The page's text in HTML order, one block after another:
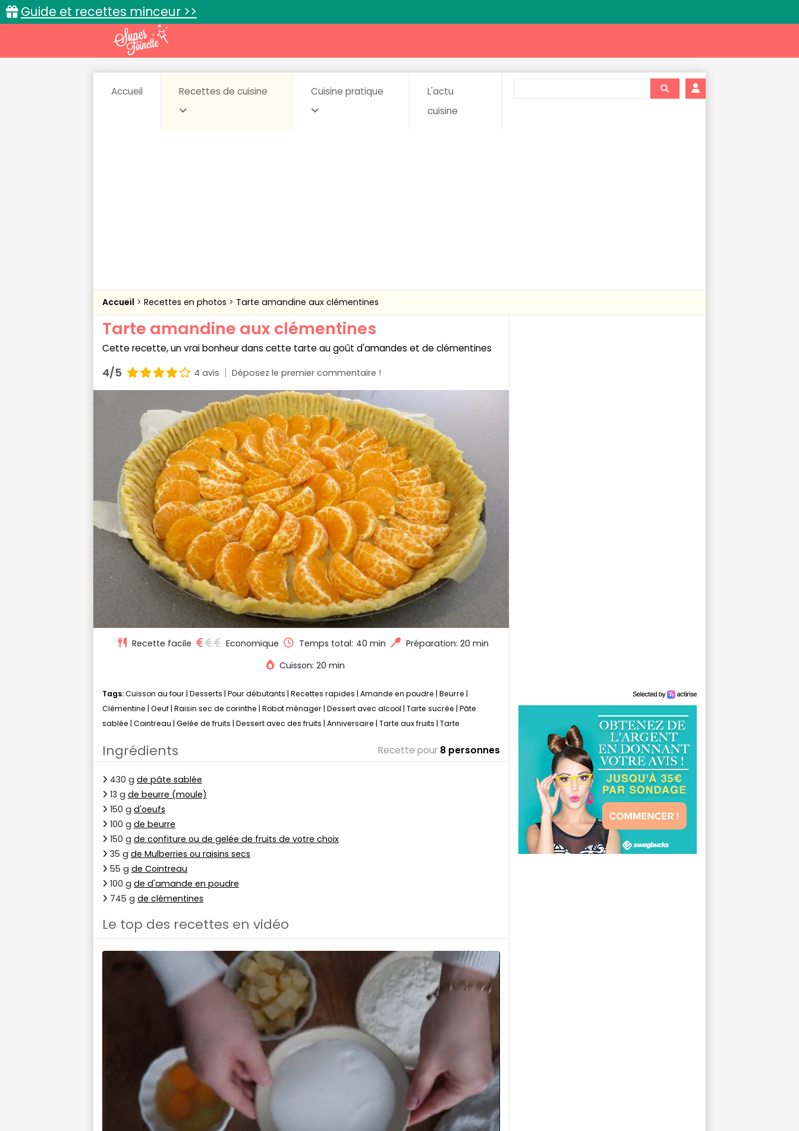
Guide et recettes minceur >>
Accueil Recettes de cuisine Cuisine pratique
L'actu
cuisine
Accueil Recettes en photos Tarte amandine aux clémentines
Tarte amandine aux clémentines
Cette recette, un vrai bonheur dans cette tarte au goût d'amandes et de clémentines
4/5 4 avis Déposez le premier commentaire !
Recette facile Economique Temps total: 40 min
Préparation: 20 min
Cuisson: 20 min
Tags:Cuisson au four | Desserts | Pour débutants | Recettes rapides | Amande en poudre | Beurre |
Clémentine | Oeuf | Raisin sec de corinthe | Robot ménager | Dessert avec alcool | Tarte sucrée | Pâte
sablée | Cointreau | Gelée de fruits | Dessert avec des fruits | Anniversaire | Tarte aux fruits | Tarte
Ingrédients Recette pour 8 personnes
430 g de pâte sablée
13 g de beurre (moule)
150 g d'oeufs
100 g de beurre
150 g de confiture ou de gelée de fruits de votre choix
35 g de Mulberries ou raisins secs
55 g de Cointreau
100 g de d'amande en poudre
745 g de clémentines
Le top des recettes en vidéo